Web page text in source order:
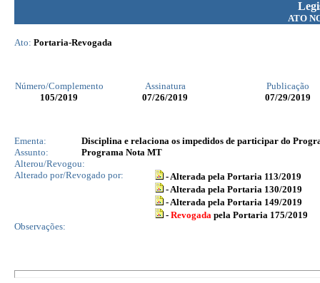
ATO
Ato: Portaria-Revogada
Número/Complemento Assinatura
Publicação
105/2019 07/26/2019 07/29/2019
Ementa:
Disciplina e relaciona os impedidos de participar do
Assunto:
Programa Nota MT
Alterou/Revogou:
Alterado por/Revogado por:
- Alterada pela Portaria 113/2019
- Alterada pela Portaria 130/2019
- Alterada pela Portaria 149/2019
- Revogada pela Portaria 175/2019
Observações: